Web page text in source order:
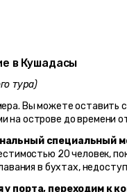
в Кушадасы
тура)
Вы можете оставить
на острове до времени
специальный
20 человек,
в бухтах,
у порта, переходим к